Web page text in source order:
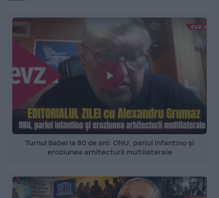
Turnul Babel la 80 de ani: ONU, pariul Infantino și
eroziunea arhitecturii multilaterale